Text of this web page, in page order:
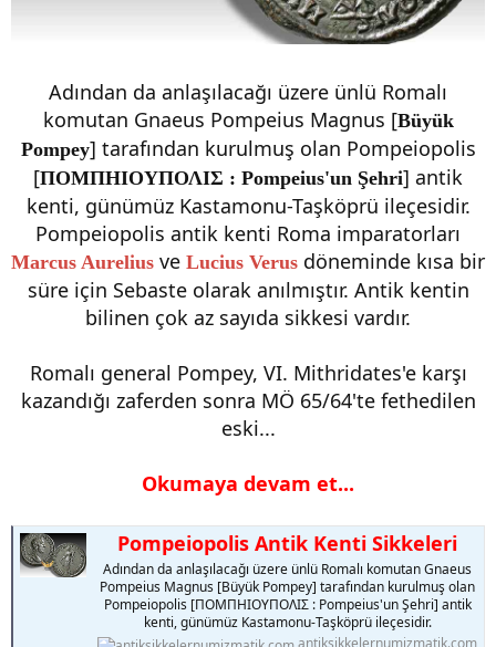
Adından da anlaşılacağı üzere ünlü Romalı
komutan Gnaeus Pompeius Magnus [Büyük
Pompey] tarafından kurulmuş olan Pompeiopolis
[ΠΟΜΠΗΙΟΥΠΟΛΙΣ : Pompeius'un Şehri] antik
kenti, günümüz Kastamonu-Taşköprü ileçesidir.
Pompeiopolis antik kenti Roma imparatorları
Marcus Aurelius ve Lucius Verus döneminde kısa bir
süre için Sebaste olarak anılmıştır. Antik kentin
bilinen çok az sayıda sikkesi vardır.
Romalı general Pompey, VI. Mithridates'e karşı
kazandığı zaferden sonra MÖ 65/64'te fethedilen
eski...
Okumaya devam et...
Pompeiopolis Antik Kenti Sikkeleri
Adından da anlaşılacağı üzere ünlü Romalı komutan Gnaeus
Pompeius Magnus [Büyük Pompey] tarafından kurulmuş olan
Pompeiopolis [ΠΟΜΠΗΙΟΥΠΟΛΙΣ : Pompeius'un Şehri] antik
kenti, günümüz Kastamonu-Taşköprü ileçesidir.
antiksikkelernumizmatik.com